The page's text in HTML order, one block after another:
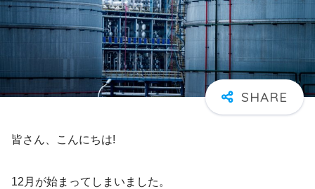
皆さん、こんにちは!
12月が始まってしまいました。